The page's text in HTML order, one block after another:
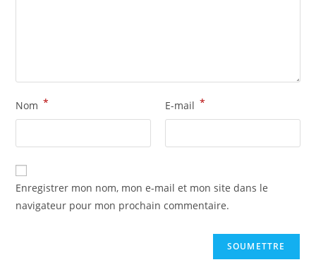
Nom * E-mail *
Enregistrer mon nom, mon e-mail et mon site dans le
navigateur pour mon prochain commentaire.